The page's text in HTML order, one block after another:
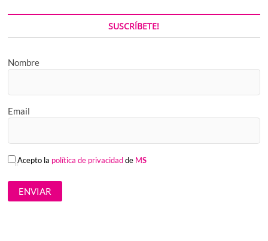
SUSCRÍBETE!
Nombre
Email
Acepto la política de privacidadde MS